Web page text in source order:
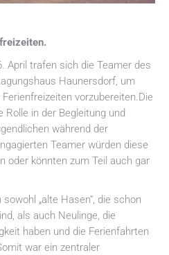
April trafen sich die Teamer des
Haunersdorf, um
vorzubereiten.Die
in der Begleitung und
während der
Teamer würden diese
oder könnten zum Teil auch gar
„alte Hasen“, die schon
als auch Neulinge, die
haben und die Ferienfahrten
war ein zentraler